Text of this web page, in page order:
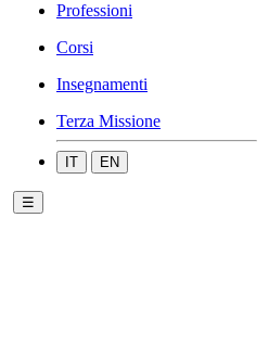
Professioni
Corsi
Insegnamenti
Terza Missione
IT EN
☰